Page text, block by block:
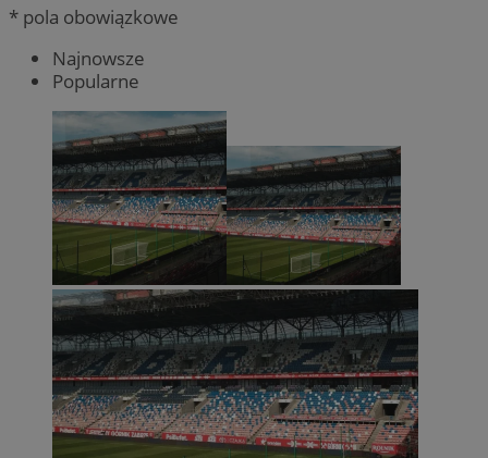
* pola obowiązkowe
Najnowsze
Popularne